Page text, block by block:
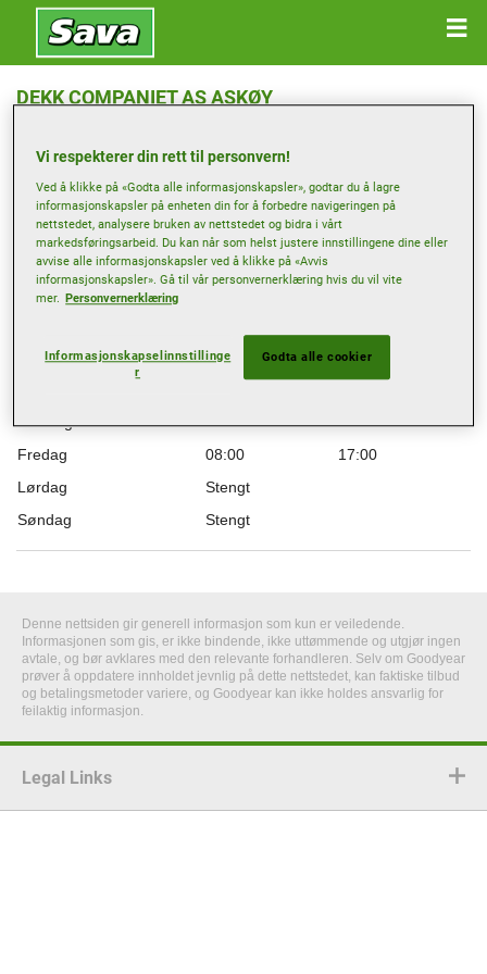
DEKK COMPANIET AS ASKØY
Strusshamnvegen 36 , 5302 STRUSSHAMN
Få veibeskrivelse
Forhandlerens nettsted
Åpningstider
Tirsdag
08:00
17:00
Torsdag
08:00
17:00
Fredag
08:00
17:00
Lørdag
Stengt
Søndag
Stengt
Denne nettsiden gir generell informasjon som kun er veiledende.
Informasjonen som gis, er ikke bindende, ikke uttømmende og utgjør ingen
avtale, og bør avklares med den relevante forhandleren. Selv om Goodyear
prøver å oppdatere innholdet jevnlig på dette nettstedet, kan faktiske tilbud
og betalingsmetoder variere, og Goodyear kan ikke holdes ansvarlig for
feilaktig informasjon.
Legal Links
Vi respekterer din rett til personvern!
Ved å klikke på «Godta alle informasjonskapsler», godtar du å lagre
informasjonskapsler på enheten din for å forbedre navigeringen på
nettstedet, analysere bruken av nettstedet og bidra i vårt
markedsføringsarbeid. Du kan når som helst justere innstillingene dine eller
avvise alle informasjonskapsler ved å klikke på «Avvis
informasjonskapsler». Gå til vår personvernerklæring hvis du vil vite
mer. Personvernerklæring
Informasjonskapselinnstillinge
r
Godta alle cookier